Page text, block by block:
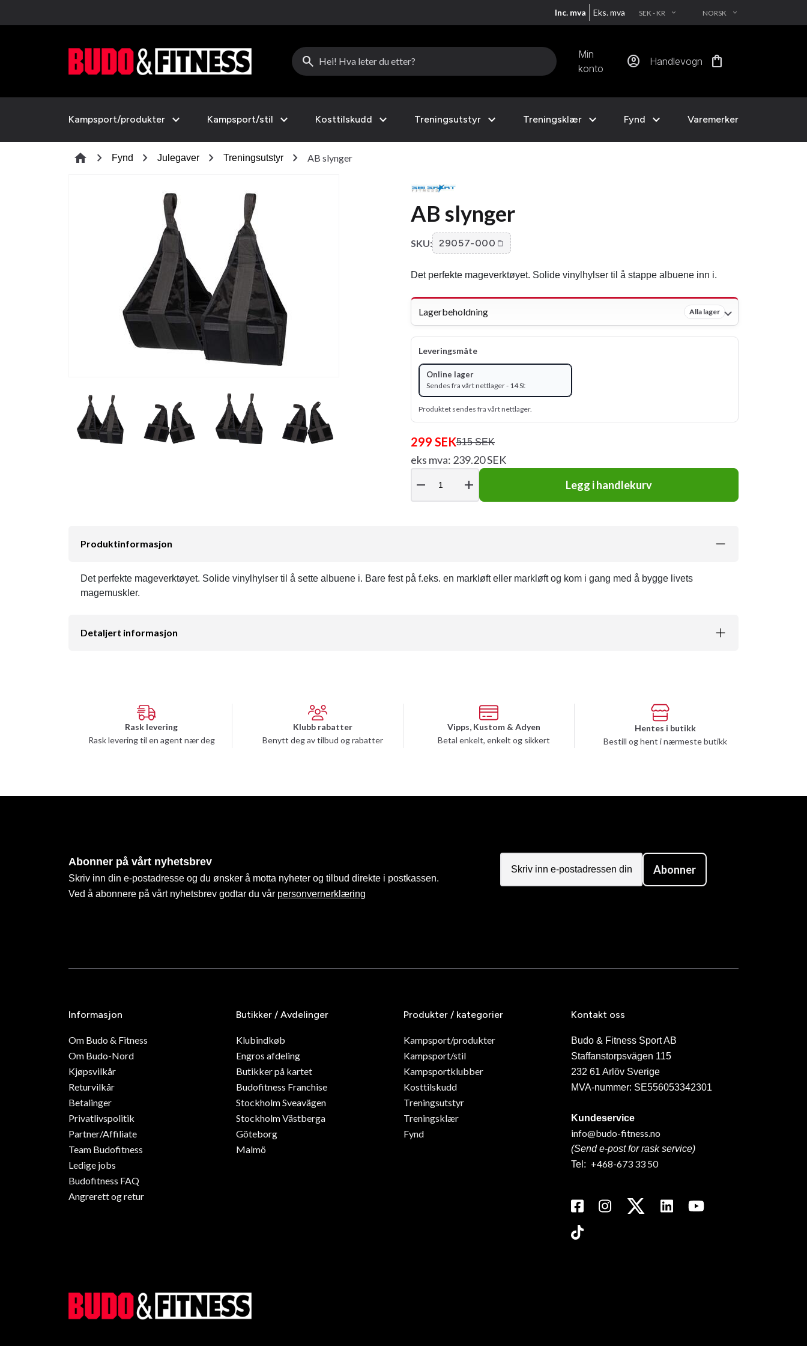
Inc. mva Eks. mva SEK - KR EXPAND_MORE NORSK EXPAND_MORE
search
Min
konto
account_circle Handlevogn shopping_bag
Kampsport/produkter expand_more Kampsport/stil expand_more Kosttilskudd expand_more Treningsutstyr expand_more Treningsklær expand_more Fynd expand_more Varemerker
home chevron_right Fynd chevron_right Julegaver chevron_right Treningsutstyr chevron_right AB slynger
AB slynger
SKU: 29057-000
Det perfekte mageverktøyet. Solide vinylhylser til å stappe albuene inn i.
Lagerbeholdning Alla lager
Leveringsmåte
Online lager
Sendes fra vårt nettlager - 14 St
Produktet sendes fra vårt nettlager.
299 SEK515 SEK
eks mva: 239.20 SEK
remove add Legg i handlekurv
Produktinformasjon
Det perfekte mageverktøyet. Solide vinylhylser til å sette albuene i. Bare fest på f.eks. en markløft eller markløft og kom i gang med å bygge livets
magemuskler.
Detaljert informasjon
Rask levering
Rask levering til en agent nær deg
Klubb rabatter
Benytt deg av tilbud og rabatter
Vipps, Kustom & Adyen
Betal enkelt, enkelt og sikkert
Hentes i butikk
Bestill og hent i nærmeste butikk
Abonner på vårt nyhetsbrev
Skriv inn din e-postadresse og du ønsker å motta nyheter og tilbud direkte i postkassen.
Ved å abonnere på vårt nyhetsbrev godtar du vår personvernerklæring
Abonner
Informasjon
Om Budo & Fitness
Om Budo-Nord
Kjøpsvilkår
Returvilkår
Betalinger
Privatlivspolitik
Partner/Affiliate
Team Budofitness
Ledige jobs
Budofitness FAQ
Angrerett og retur
Butikker / Avdelinger
Klubindkøb
Engros afdeling
Butikker på kartet
Budofitness Franchise
Stockholm Sveavägen
Stockholm Västberga
Göteborg
Malmö
Produkter / kategorier
Kampsport/produkter
Kampsport/stil
Kampsportklubber
Kosttilskudd
Treningsutstyr
Treningsklær
Fynd
Kontakt oss
Budo & Fitness Sport AB
Staffanstorpsvägen 115
232 61 Arlöv Sverige
MVA-nummer: SE556053342301
Kundeservice
info@budo-fitness.no
(Send e-post for rask service)
Tel: +468-673 33 50